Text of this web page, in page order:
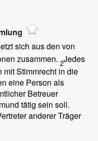
sich aus den von
zusammen. 2Jedes
mit Stimmrecht in die
eine Person als
Betreuer
tätig sein soll.
anderer Träger